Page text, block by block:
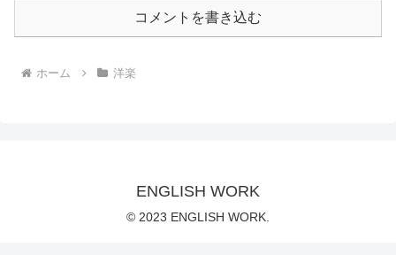
コメントを書き込む
ホーム 洋楽
ENGLISH WORK
© 2023 ENGLISH WORK.